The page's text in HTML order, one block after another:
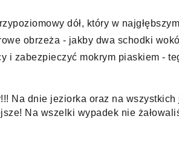
dół, który w najgłębszym
obrzeża - jakby dwa schodki
i zabezpieczyć mokrym piaskiem -
Na dnie jeziorka oraz na wszystkich
Na wszelki wypadek nie